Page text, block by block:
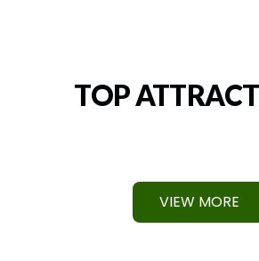
TOP
VIEW MORE